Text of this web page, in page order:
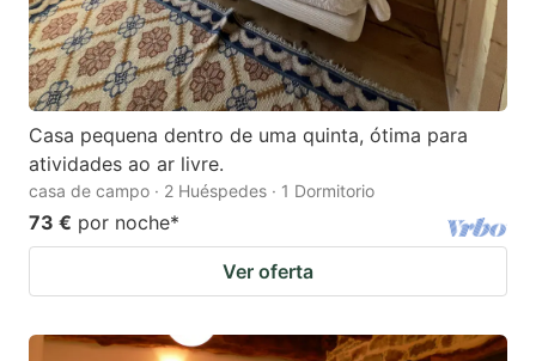
Casa pequena dentro de uma quinta, ótima para
atividades ao ar livre.
casa de campo · 2 Huéspedes · 1 Dormitorio
73 € por noche*
Ver oferta